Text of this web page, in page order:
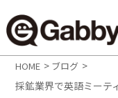
HOME > ブログ >
採鉱業界で英語ミーテ